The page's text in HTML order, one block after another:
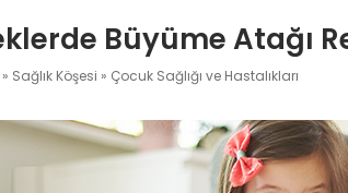
Büyüme Atağı
» Sağlık Köşesi » Çocuk Sağlığı ve Hastalıkları